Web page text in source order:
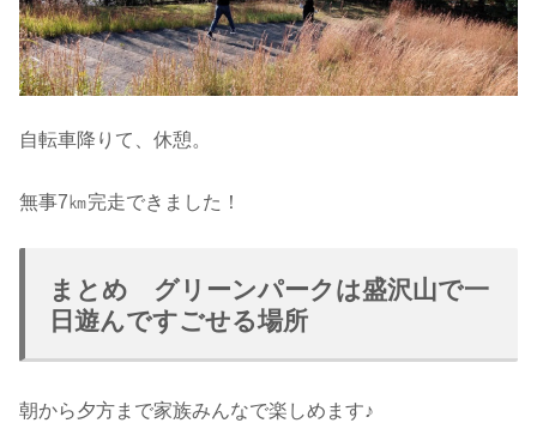
自転車降りて、休憩。
無事7㎞完走できました！
まとめ グリーンパークは盛沢山で一
日遊んですごせる場所
朝から夕方まで家族みんなで楽しめます♪